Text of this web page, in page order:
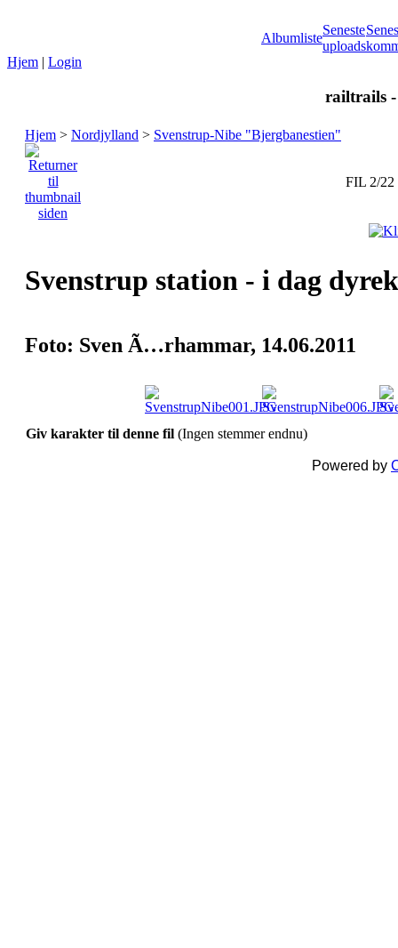
Albumliste
Seneste
uploads
Hjem | Login
railtrails
Hjem > Nordjylland > Svenstrup-Nibe "Bjergbanestien"
FIL 2/22
Svenstrup station - i dag
Foto: Sven Ã…rhammar, 14.06.2011
Giv karakter til denne fil (Ingen stemmer endnu)
Powered by